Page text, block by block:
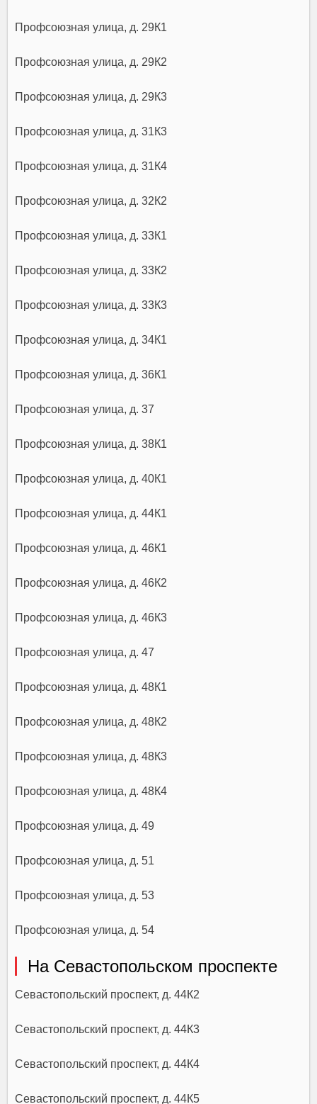
Профсоюзная улица, д. 29К1
Профсоюзная улица, д. 29К2
Профсоюзная улица, д. 29К3
Профсоюзная улица, д. 31К3
Профсоюзная улица, д. 31К4
Профсоюзная улица, д. 32К2
Профсоюзная улица, д. 33К1
Профсоюзная улица, д. 33К2
Профсоюзная улица, д. 33К3
Профсоюзная улица, д. 34К1
Профсоюзная улица, д. 36К1
Профсоюзная улица, д. 37
Профсоюзная улица, д. 38К1
Профсоюзная улица, д. 40К1
Профсоюзная улица, д. 44К1
Профсоюзная улица, д. 46К1
Профсоюзная улица, д. 46К2
Профсоюзная улица, д. 46К3
Профсоюзная улица, д. 47
Профсоюзная улица, д. 48К1
Профсоюзная улица, д. 48К2
Профсоюзная улица, д. 48К3
Профсоюзная улица, д. 48К4
Профсоюзная улица, д. 49
Профсоюзная улица, д. 51
Профсоюзная улица, д. 53
Профсоюзная улица, д. 54
На Севастопольском проспекте
Севастопольский проспект, д. 44К2
Севастопольский проспект, д. 44К3
Севастопольский проспект, д. 44К4
Севастопольский проспект, д. 44К5